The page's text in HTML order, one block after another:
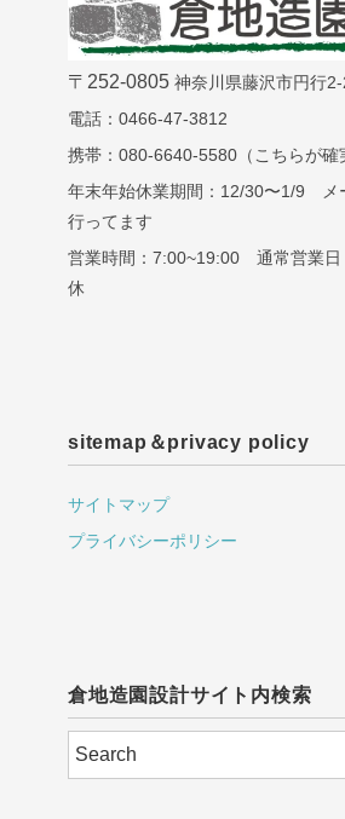
〒252-0805 神奈川県藤沢市円行
電話：0466-47-3812
携帯：080-6640-5580（こちらが確
年末年始休業期間：12/30〜1/9 メ
行ってます
営業時間：7:00~19:00 通常営業
休
sitemap＆privacy policy
サイトマップ
プライバシーポリシー
倉地造園設計サイト内検索